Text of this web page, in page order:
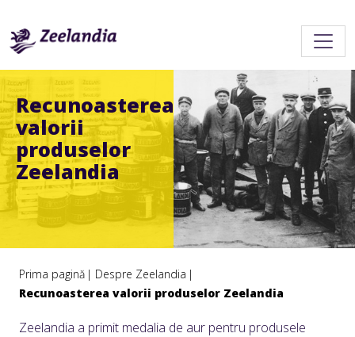
Recunoasterea
valorii
produselor
Zeelandia
Prima pagină
Despre Zeelandia
Recunoasterea valorii produselor Zeelandia
Zeelandia a primit medalia de aur pentru produsele